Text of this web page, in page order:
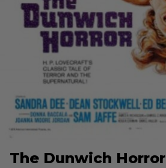
The Dunwich Horror